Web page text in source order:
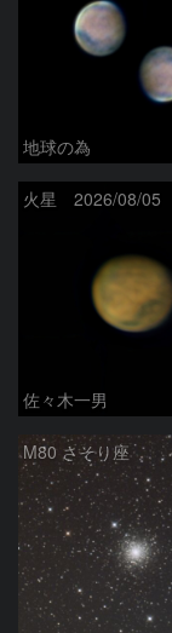
地球の為
火星 2026/08/05
佐々木一男
M80 さそり座